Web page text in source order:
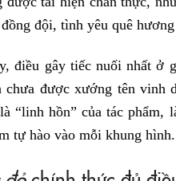
đội, tình yêu quê
điều gây tiếc nuối nhất ở
chưa được xướng tên vinh
“linh hồn” của tác
tự hào vào mỗi khung hình.